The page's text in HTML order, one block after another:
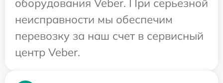
оборудования Veber. При серьезной
неисправности мы обеспечим
перевозку за наш счет в сервисный
центр Veber.